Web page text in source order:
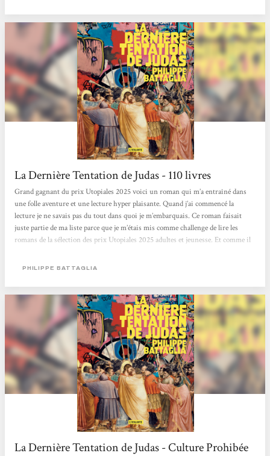
La Dernière Tentation de Judas - 110 livres
Grand gagnant du prix Utopiales 2025 voici un roman qui m’a entraîné dans
une folle aventure et une lecture hyper plaisante. Quand j’ai commencé la
lecture je ne savais pas du tout dans quoi je m’embarquais. Ce roman faisait
juste partie de ma liste parce que je m’étais mis comme challenge de lire les
romans de la sélection des prix Utopiales 2025 adultes et jeunesse. Et comme il
roman est génial ! Une régalade. D’abord parce qu’il est drôle et malin. Oui
PHILIPPE BATTAGLIA
La Dernière Tentation de Judas - Culture Prohibée